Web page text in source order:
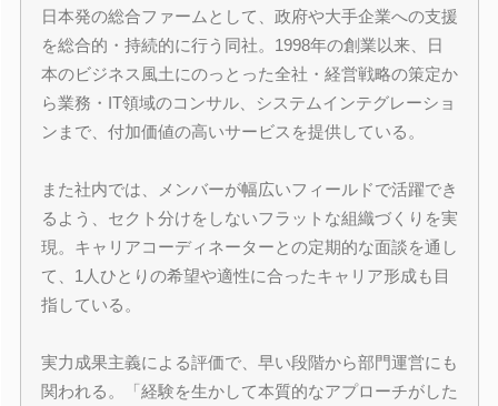
日本発の総合ファームとして、政府や大手企業への支援
を総合的・持続的に行う同社。1998年の創業以来、日
本のビジネス風土にのっとった全社・経営戦略の策定か
ら業務・IT領域のコンサル、システムインテグレーショ
ンまで、付加価値の高いサービスを提供している。
また社内では、メンバーが幅広いフィールドで活躍でき
るよう、セクト分けをしないフラットな組織づくりを実
現。キャリアコーディネーターとの定期的な面談を通し
て、1人ひとりの希望や適性に合ったキャリア形成も目
指している。
実力成果主義による評価で、早い段階から部門運営にも
関われる。「経験を生かして本質的なアプローチがした